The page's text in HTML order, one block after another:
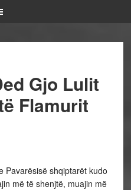
Gjo Lulit
Flamurit
Pavarësisë shqiptarët kudo
më të shenjtë, muajin më